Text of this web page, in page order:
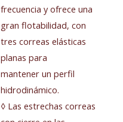
frecuencia y ofrece una
gran flotabilidad, con
tres correas elásticas
planas para
mantener un perfil
hidrodinámico.
◊ Las estrechas correas